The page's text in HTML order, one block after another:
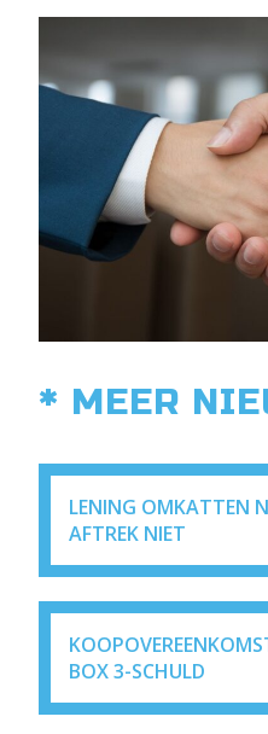
* MEER
LENING OMKATTEN
AFTREK NIET
BOX 3-SCHULD